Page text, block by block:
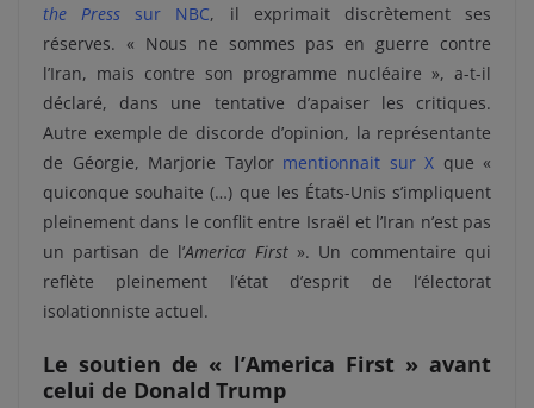
the Press sur NBC, il exprimait discrètement ses
réserves. « Nous ne sommes pas en guerre contre
l’Iran, mais contre son programme nucléaire », a-t-il
déclaré, dans une tentative d’apaiser les critiques.
Autre exemple de discorde d’opinion, la représentante
de Géorgie, Marjorie Taylor mentionnait sur X que «
quiconque souhaite (…) que les États-Unis s’impliquent
pleinement dans le conflit entre Israël et l’Iran n’est pas
un partisan de l’America First». Un commentaire qui
reflète pleinement l’état d’esprit de l’électorat
isolationniste actuel.
Le soutien de « l’America First » avant
celui de Donald Trump